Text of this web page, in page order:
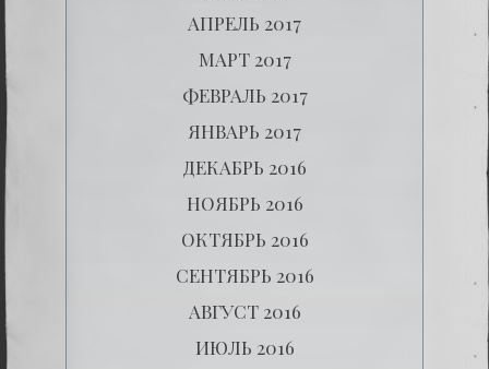
АПРЕЛЬ 2017
МАРТ 2017
ФЕВРАЛЬ 2017
ЯНВАРЬ 2017
ДЕКАБРЬ 2016
НОЯБРЬ 2016
ОКТЯБРЬ 2016
СЕНТЯБРЬ 2016
АВГУСТ 2016
ИЮЛЬ 2016